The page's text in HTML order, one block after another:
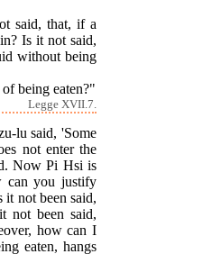
said, that, if a
Is it not said,
without being
being eaten?"
Legge XVII.7.
lu said, 'Some
not enter the
Now Pi Hsi is
can you justify
it not been said,
not been said,
how can I
eaten, hangs